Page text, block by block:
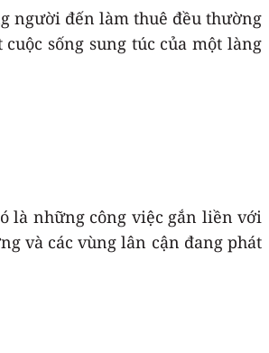
người đến làm thuê đều thường
sống sung túc của một làng
là những công việc gắn liền với
và các vùng lân cận đang phát